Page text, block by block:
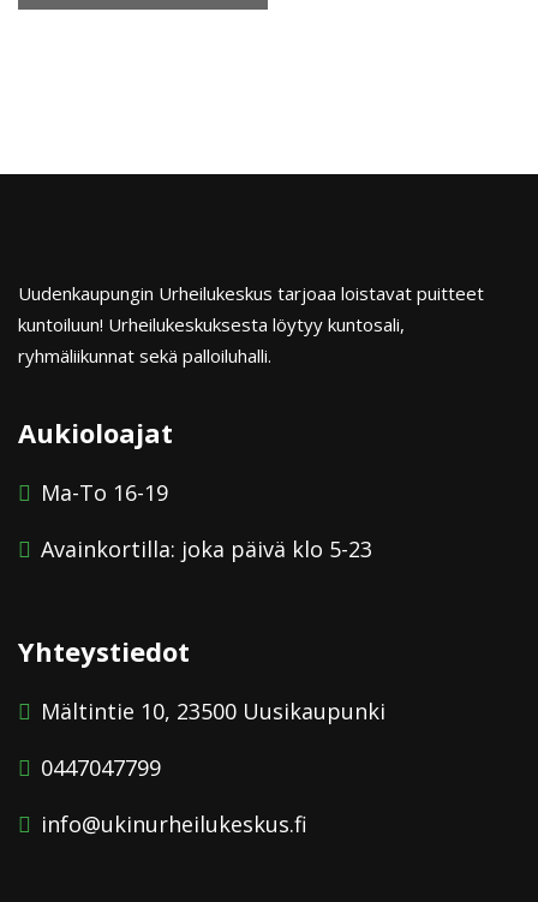
Uudenkaupungin Urheilukeskus tarjoaa loistavat puitteet
kuntoiluun! Urheilukeskuksesta löytyy kuntosali,
ryhmäliikunnat sekä palloiluhalli.
Aukioloajat
Ma-To 16-19
Avainkortilla: joka päivä klo 5-23
Yhteystiedot
Mältintie 10, 23500 Uusikaupunki
0447047799
info@ukinurheilukeskus.fi